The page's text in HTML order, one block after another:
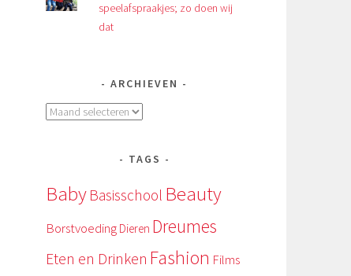
speelafspraakjes; zo doen wij
dat
ARCHIEVEN
Archieven
TAGS
Baby Basisschool Beauty
Borstvoeding Dieren Dreumes
Eten en Drinken Fashion Films